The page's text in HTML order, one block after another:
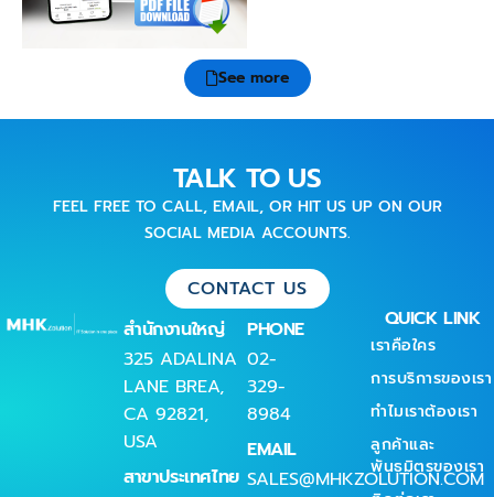
See more
TALK TO US
FEEL FREE TO CALL, EMAIL, OR HIT US UP ON OUR
SOCIAL MEDIA ACCOUNTS.
CONTACT US
สำนักงานใหญ่
325 ADALINA
LANE BREA,
CA 92821,
USA
สาขาประเทศไทย
PHONE
02-
329-
8984
EMAIL
SALES@MHKZOLUTION.COM
QUICK LINK
เราคือใคร
การบริการของเรา
ทำไมเราต้องเรา
ลูกค้าและ
พันธมิตรของเรา